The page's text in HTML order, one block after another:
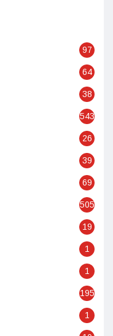
97
64
38
543
26
39
69
505
19
1
1
195
1